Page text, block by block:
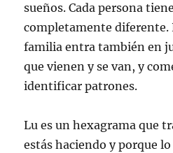
sueños. Cada persona
completamente diferente.
familia entra también en
que vienen y se van, y
identificar patrones.
Lu es un hexagrama que
estás haciendo y porque